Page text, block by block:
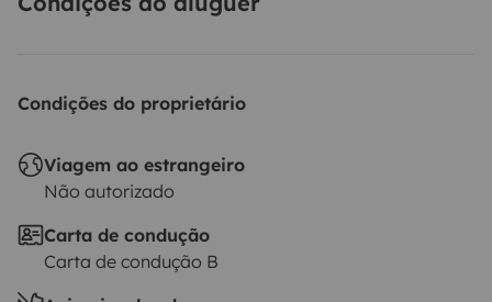
Condições do proprietário
Viagem ao estrangeiro
Não autorizado
Carta de condução
Carta de condução B